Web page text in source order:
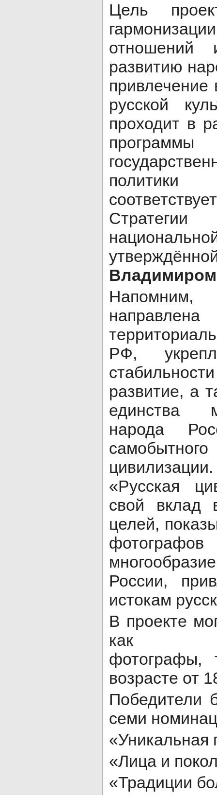
Цель
отношений
развитию
привлечение
русской
проходит в
Стратегии
РФ,
развитие, а
единства
народа
«Русская
свой вклад
целей,
России,
истокам
В проекте
как
фотографы,
возрасте от
Победители
семи
«Уникальная
«Лица и
«Традиции